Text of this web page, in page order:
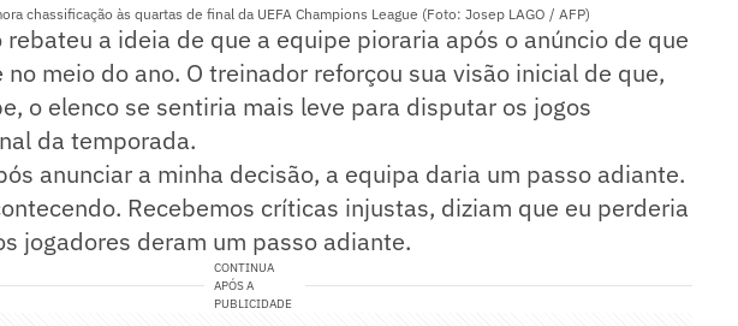
chassificação às quartas de final da UEFA Champions League (Foto: Josep LAGO / AFP)
rebateu a ideia de que a equipe pioraria após o anúncio de que
meio do ano. O treinador reforçou sua visão inicial de que,
o elenco se sentiria mais leve para disputar os jogos
da temporada.
anunciar a minha decisão, a equipa daria um passo adiante.
Recebemos críticas injustas, diziam que eu perderia
jogadores deram um passo adiante.
CONTINUA
APÓS A
PUBLICIDADE